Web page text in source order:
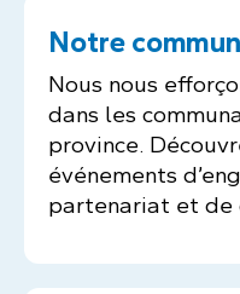
Notre
Nous nous
dans les
province.
événements
partenariat et de